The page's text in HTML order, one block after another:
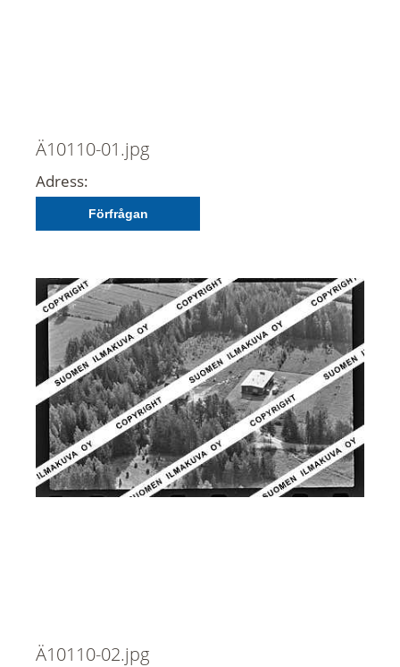
Ä10110-01.jpg
Adress:
Förfrågan
Ä10110-02.jpg